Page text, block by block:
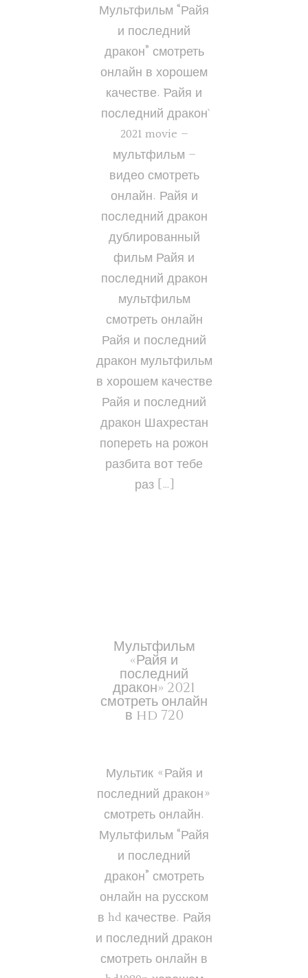
Мультфильм “Райя
и последний
дракон” смотреть
онлайн в хорошем
качестве. `Райя и
последний дракон`
2021 movie –
мультфильм –
видео смотреть
онлайн. Райя и
последний дракон
дублированный
фильм Райя и
последний дракон
мультфильм
смотреть онлайн
Райя и последний
дракон мультфильм
в хорошем качестве
Райя и последний
дракон Шахрестан
попереть на рожон
разбита вот тебе
раз […]
Мультфильм
«Райя и
последний
дракон» 2021
смотреть онлайн
в hd 720
Мультик «Райя и
последний дракон»
смотреть онлайн.
Мультфильм “Райя
и последний
дракон” смотреть
онлайн на русском
в hd качестве. Райя
и последний дракон
смотреть онлайн в